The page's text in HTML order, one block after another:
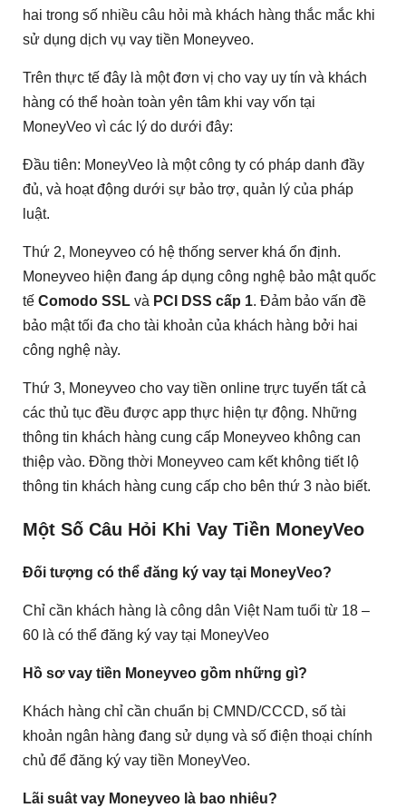
hai trong số nhiều câu hỏi mà khách hàng thắc mắc khi
sử dụng dịch vụ vay tiền Moneyveo.
Trên thực tế đây là một đơn vị cho vay uy tín và khách
hàng có thể hoàn toàn yên tâm khi vay vốn tại
MoneyVeo vì các lý do dưới đây:
Đầu tiên: MoneyVeo là một công ty có pháp danh đầy
đủ, và hoạt động dưới sự bảo trợ, quản lý của pháp
luật.
Thứ 2, Moneyveo có hệ thống server khá ổn định.
Moneyveo hiện đang áp dụng công nghệ bảo mật quốc
tế Comodo SSL và PCI DSS cấp 1. Đảm bảo vấn đề
bảo mật tối đa cho tài khoản của khách hàng bởi hai
công nghệ này.
Thứ 3, Moneyveo cho vay tiền online trực tuyến tất cả
các thủ tục đều được app thực hiện tự động. Những
thông tin khách hàng cung cấp Moneyveo không can
thiệp vào. Đồng thời Moneyveo cam kết không tiết lộ
thông tin khách hàng cung cấp cho bên thứ 3 nào biết.
Một Số Câu Hỏi Khi Vay Tiền MoneyVeo
Đối tượng có thể đăng ký vay tại MoneyVeo?
Chỉ cần khách hàng là công dân Việt Nam tuổi từ 18 –
60 là có thể đăng ký vay tại MoneyVeo
Hồ sơ vay tiền Moneyveo gồm những gì?
Khách hàng chỉ cần chuẩn bị CMND/CCCD, số tài
khoản ngân hàng đang sử dụng và số điện thoại chính
chủ để đăng ký vay tiền MoneyVeo.
Lãi suât vay Moneyveo là bao nhiêu?